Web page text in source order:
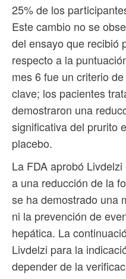
25% de los
Este cambio no se
del ensayo que recibió
respecto a la
mes 6 fue un criterio
clave; los pacientes
demostraron una
significativa del prurito
placebo.
La FDA aprobó
a una reducción de la
se ha demostrado una
ni la prevención de
hepática. La
Livdelzi para la
depender de la